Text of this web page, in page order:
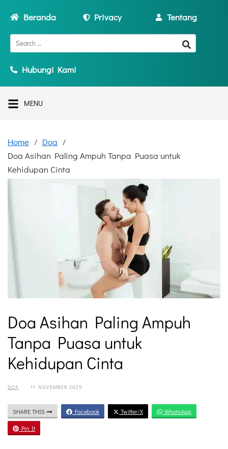
Beranda Privacy Tentang
Hubungi Kami
MENU
Home
Doa
Doa Asihan Paling Ampuh Tanpa Puasa untuk
Kehidupan Cinta
Doa Asihan Paling Ampuh
Tanpa Puasa untuk
Kehidupan Cinta
DOA · 11 NOVEMBER 2025
SHARE THIS Facebook Twitter/X WhatsApp
Pin It